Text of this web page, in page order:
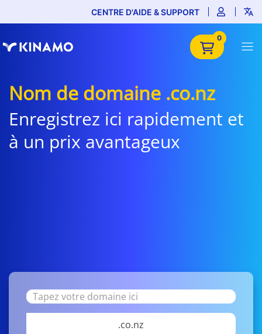
CENTRE D'AIDE & SUPPORT
0
Nom de domaine .co.nz
Enregistrez ici rapidement et
à un prix avantageux
.co.nz